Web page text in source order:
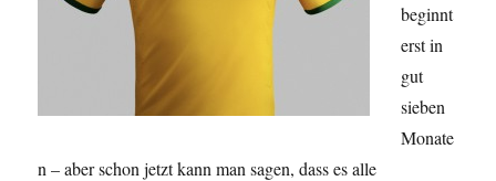
beginnt
erst in
gut
sieben
Monate
n – aber schon jetzt kann man sagen, dass es alle